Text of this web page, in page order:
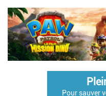
Pour sauver